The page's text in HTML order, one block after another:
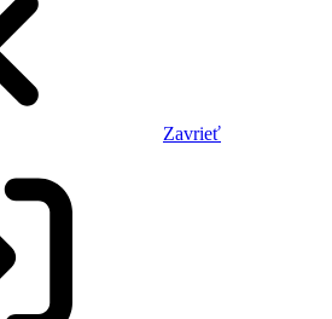
Zavrieť